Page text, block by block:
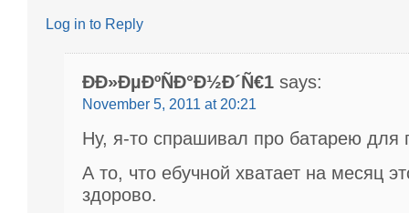
Log in to Reply
ÐÐ»ÐµÐºÑÐ°Ð½Ð´Ñ€1 says:
November 5, 2011 at 20:21
Ну, я-то спрашивал про батарею
А то, что ебучной хватает на месяц
здорово.